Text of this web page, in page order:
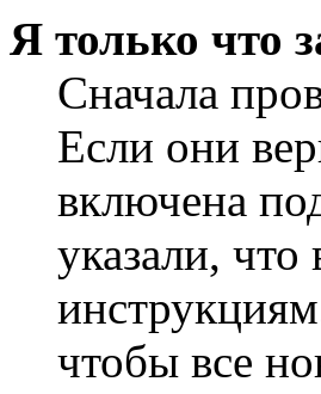
Я только что
Сначала
Если они
включена
указали,
чтобы все